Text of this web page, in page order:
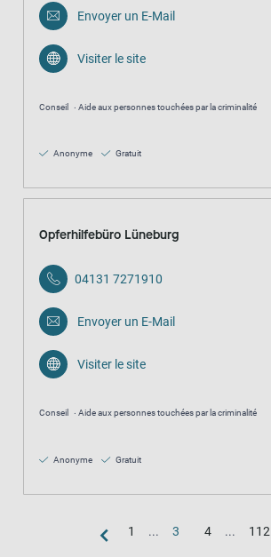
Envoyer un E-Mail
Visiter le site
Conseil Aide aux personnes touchées par la criminalité
Anonyme Gratuit
Opferhilfebüro Lüneburg
04131 7271910
Envoyer un E-Mail
Visiter le site
Conseil Aide aux personnes touchées par la criminalité
Anonyme Gratuit
1 ... 3 4 ... 112